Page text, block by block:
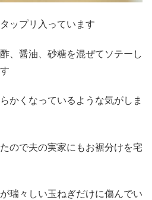
ップリ入っています
、醤油、砂糖を混ぜてソテーし
かくなっているような気がしま
ので夫の実家にもお裾分けを宅
瑞々しい玉ねぎだけに傷んでい